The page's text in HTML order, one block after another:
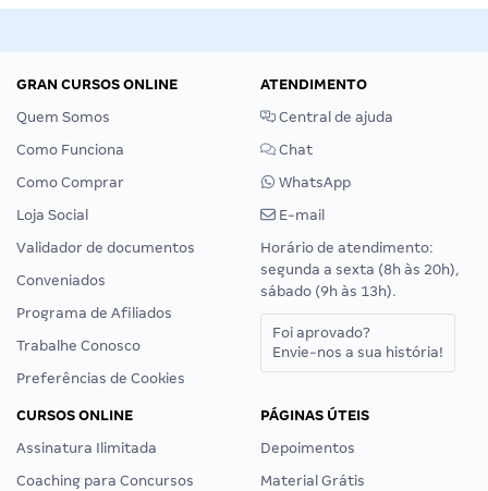
GRAN CURSOS ONLINE
Quem Somos
Como Funciona
Como Comprar
Loja Social
Validador de documentos
Conveniados
Programa de Afiliados
Trabalhe Conosco
Preferências de Cookies
ATENDIMENTO
Central de ajuda
Chat
WhatsApp
E-mail
Horário de atendimento:
segunda a sexta (8h às 20h),
sábado (9h às 13h).
Foi aprovado?
Envie-nos a sua história!
CURSOS ONLINE
Assinatura Ilimitada
Coaching para Concursos
PÁGINAS ÚTEIS
Depoimentos
Material Grátis